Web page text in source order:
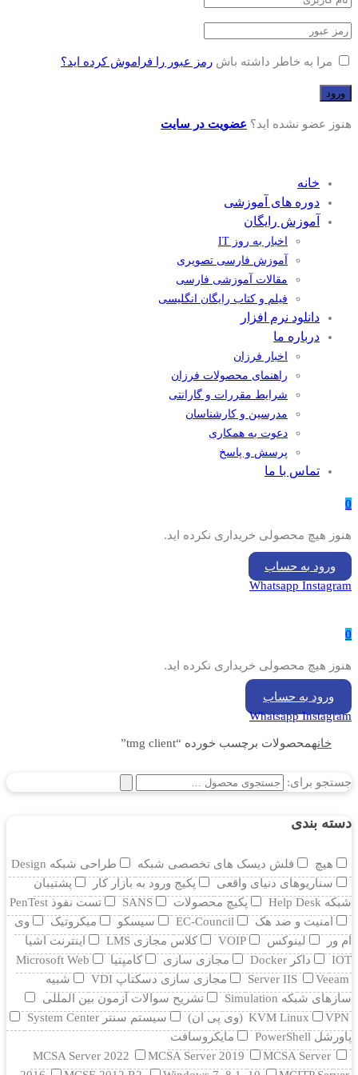
مرا به خاطر داشته باش رمز عبور را فراموش کرده اید؟
هنوز عضو نشده اید؟ عضویت در سایت
خانه
دوره های آموزشی
آموزش رایگان
اخبار به روز IT
آموزش فارسی تصویری
مقالات آموزشی فارسی
فیلم و کتاب رایگان انگلیسی
دانلود نرم افزار
درباره ما
اخبار فرزان
راهنمای محصولات فرزان
شرایط مقررات و گارانتی
مدرسین و کارشناسان
دعوت به همکاری
پرسش و پاسخ
تماس با ما
0
هنوز هیچ محصولی خریداری نکرده اید.
ورود به حساب
Whatsapp Instagram
0
هنوز هیچ محصولی خریداری نکرده اید.
ورود به حساب
Whatsapp Instagram
خانهمحصولات برچسب خورده “tmg client”
جستجو برای:
دسته بندی
هیچ فلش دیسک های تخصصی شبکه
طراحی شبکه Design
سناریوهای دنیای واقعی
پکیج ورود به بازار کار
پشتیبان
شبکه Help Desk
پکیچ محصولات SANS
تست نفوذ PenTest
امنیت و ضد هک
EC-Council سیسکو میکروتیک
وی
ام ور
لینوکس VOIP کلاس مجازی LMS
اینترنت اشیا
IOT
داکر Docker مجازی سازی کامپتیا
Microsoft Web
Server IIS
Veeam مجازی سازی دسکتاپ VDI
شبیه
سازهای شبکه Simulation
تشریح سوالات آزمون بین المللی
KVM Linux
VPN (وی پی ان)
سیستم سنتر System Center
پاورشل PowerShell
مایکروسافت
MCSA Server 2022
MCSA Server 2019
MCSA Server